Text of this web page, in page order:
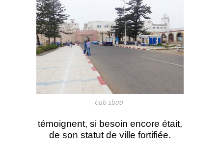
bab sbaa
témoignent, si besoin encore était,
de son statut de ville fortifiée.